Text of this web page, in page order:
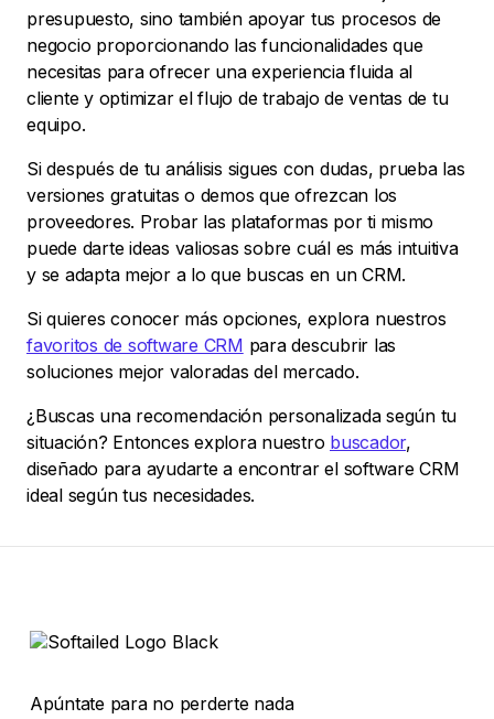
presupuesto, sino también apoyar tus procesos de
negocio proporcionando las funcionalidades que
necesitas para ofrecer una experiencia fluida al
cliente y optimizar el flujo de trabajo de ventas de tu
equipo.
Si después de tu análisis sigues con dudas, prueba las
versiones gratuitas o demos que ofrezcan los
proveedores. Probar las plataformas por ti mismo
puede darte ideas valiosas sobre cuál es más intuitiva
y se adapta mejor a lo que buscas en un CRM.
Si quieres conocer más opciones, explora nuestros
favoritos de software CRM para descubrir las
soluciones mejor valoradas del mercado.
¿Buscas una recomendación personalizada según tu
situación? Entonces explora nuestro buscador,
diseñado para ayudarte a encontrar el software CRM
ideal según tus necesidades.
Apúntate para no perderte nada